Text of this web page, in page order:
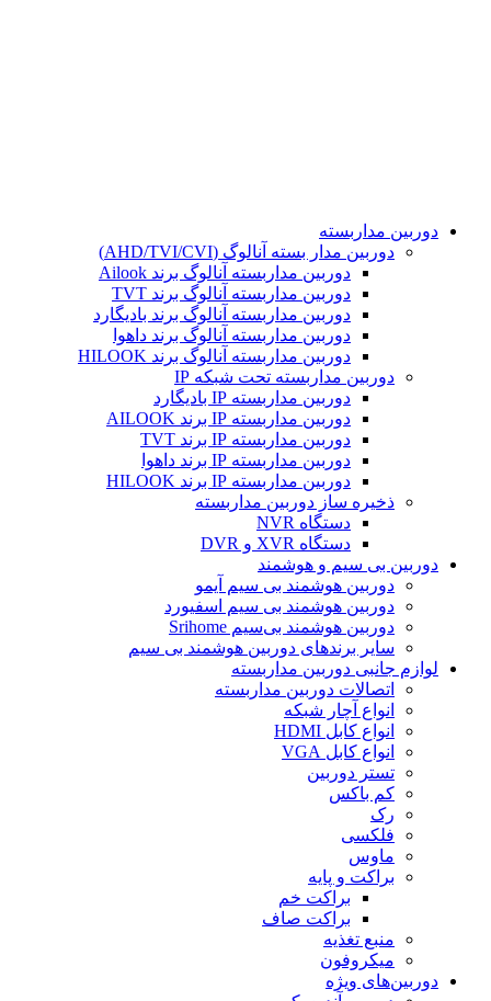
دوربین مداربسته
دوربین مدار بسته آنالوگ (AHD/TVI/CVI)
دوربین مداربسته آنالوگ برند Ailook
دوربین مداربسته آنالوگ برند TVT
دوربین مداربسته آنالوگ برند بادیگارد
دوربین مداربسته آنالوگ برند داهوا
دوربین مداربسته آنالوگ برند HILOOK
دوربین مداربسته تحت شبکه IP
دوربین مداربسته IP بادیگارد
دوربین مداربسته IP برند AILOOK
دوربین مداربسته IP برند TVT
دوربین مداربسته IP برند داهوا
دوربین مداربسته IP برند HILOOK
ذخیره ساز دوربین مداربسته
دستگاه NVR
دستگاه XVR و DVR
دوربین بی سیم و هوشمند
دوربین هوشمند بی سیم آیمو
دوربین هوشمند بی سیم اسفیورد
دوربین هوشمند بی‌سیم Srihome
سایر برندهای دوربین هوشمند بی سیم
لوازم جانبی دوربین مداربسته
اتصالات دوربین مداربسته
انواع آچار شبکه
انواع کابل HDMI
انواع کابل VGA
تستر دوربین
کم باکس
رک
فلکسی
ماوس
براکت و پایه
براکت خم
براکت صاف
منبع تغذیه
میکروفون
دوربین‌های ویژه